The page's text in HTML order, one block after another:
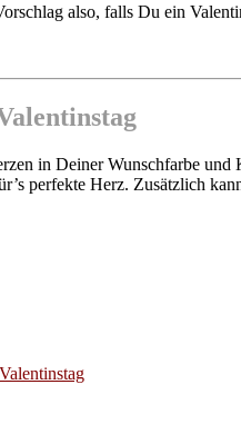
also, falls Du ein
in Deiner Wunschfarbe
perfekte Herz. Zusätzlich